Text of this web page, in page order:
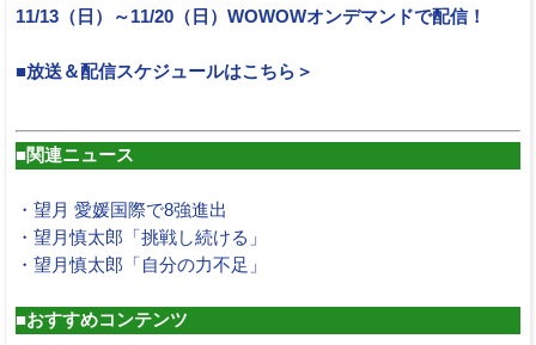
11/13（日）～11/20（日）WOWOWオンデマンドで配信！
■放送＆配信スケジュールはこちら＞
■関連ニュース
・望月 愛媛国際で8強進出
・望月慎太郎「挑戦し続ける」
・望月慎太郎「自分の力不足」
■おすすめコンテンツ